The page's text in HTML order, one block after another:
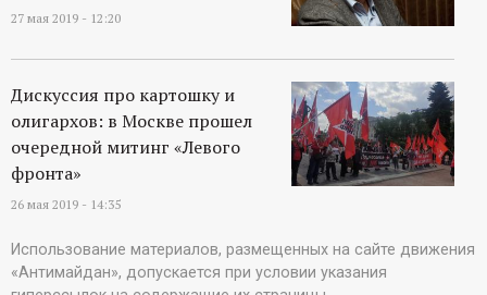
27 мая 2019 - 12:20
Дискуссия про картошку и
олигархов: в Москве прошел
очередной митинг «Левого
фронта»
26 мая 2019 - 14:35
Использование материалов, размещенных на сайте движения
«Антимайдан», допускается при условии указания